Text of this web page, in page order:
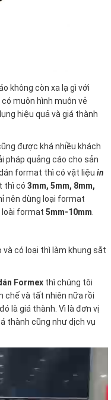
không còn xa lạ gì với
muôn hình muôn vẻ
hiệu quả và giá thành
được khá nhiều khách
pháp quảng cáo cho sản
format thì có vật liệu in
thì có 3mm, 5mm, 8mm,
nên dùng loại format
loài format 5mm-10mm
và có loại thì làm khung sắt
Formex thì chúng tôi
chế và tất nhiên nữa rồi
là giá thành. Vì là đơn vị
thành cũng như dịch vụ